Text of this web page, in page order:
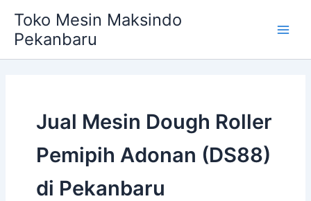
content
Toko Mesin Maksindo
Pekanbaru
Jual Mesin Dough Roller
Pemipih Adonan (DS88)
di Pekanbaru